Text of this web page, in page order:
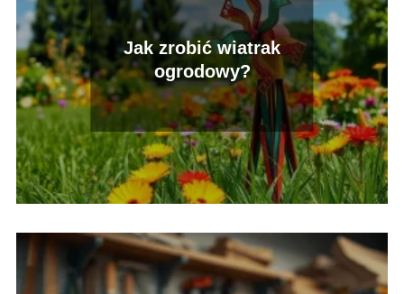
Jak zrobić wiatrak
ogrodowy?